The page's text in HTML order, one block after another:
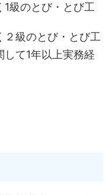
1級のとび・とび工
２級のとび・とび工
て1年以上実務経